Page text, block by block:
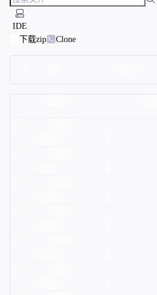
IDE
下载zip
Clone